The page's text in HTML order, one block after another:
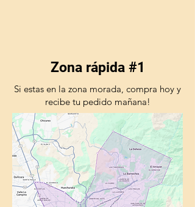
Zona rápida #1
Si estas en la zona morada, compra hoy y
recibe tu pedido mañana!